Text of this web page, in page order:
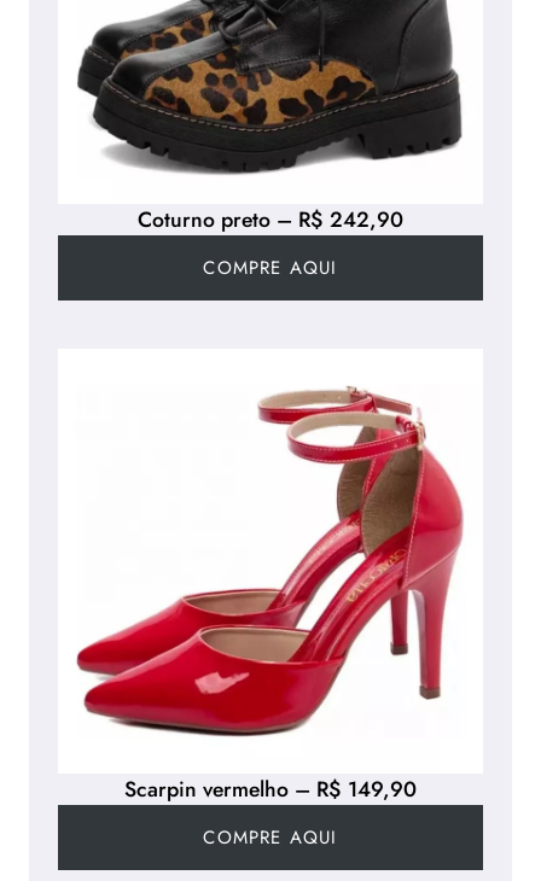
Coturno preto – R$ 242,90
COMPRE AQUI
Scarpin vermelho – R$ 149,90
COMPRE AQUI